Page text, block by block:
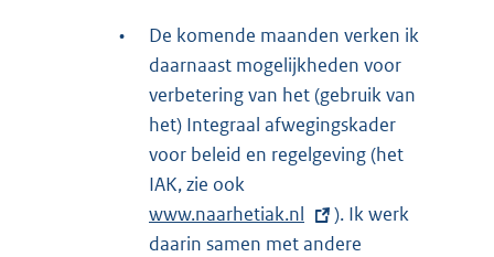
•
De komende maanden verken ik
daarnaast mogelijkheden voor
verbetering van het (gebruik van
het) Integraal afwegingskader
voor beleid en regelgeving (het
IAK, zie ook
x
t
www.naarhetiak.nl
). Ik werk
daarin samen met andere